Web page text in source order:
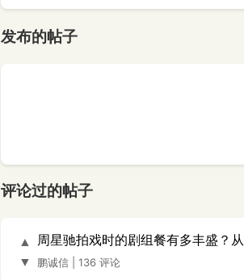
发布的帖子
评论过的帖子
▲
▼
周星驰拍戏时的剧组餐有多丰盛？
鹏诚信 136 评论